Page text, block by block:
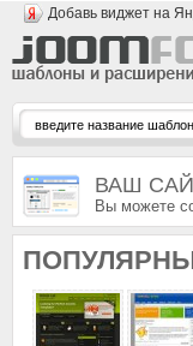
Добавь виджет на
ВАШ
Вы можете